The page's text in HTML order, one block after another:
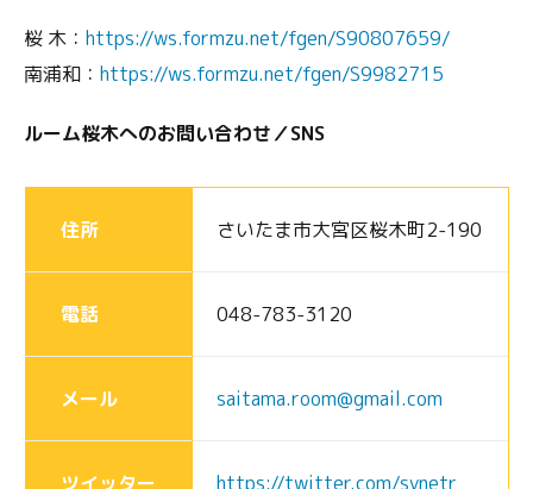
桜 木： https://ws.formzu.net/fgen/S90807659/
南浦和： https://ws.formzu.net/fgen/S9982715
ルーム桜木へのお問い合わせ／SNS
住所 さいたま市大宮区桜木町2-190
電話 048-783-3120
メール saitama.room@gmail.com
ツイッター https://twitter.com/synetr